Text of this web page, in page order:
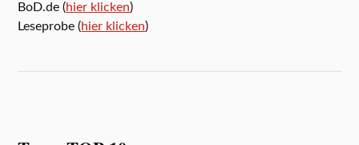
BoD.de (hier klicken)
Leseprobe (hier klicken)